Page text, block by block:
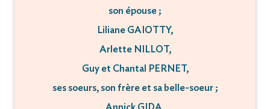
son épouse ;
Liliane GAIOTTY,
Arlette NILLOT,
Guy et Chantal PERNET,
ses soeurs, son frère et sa belle-soeur ;